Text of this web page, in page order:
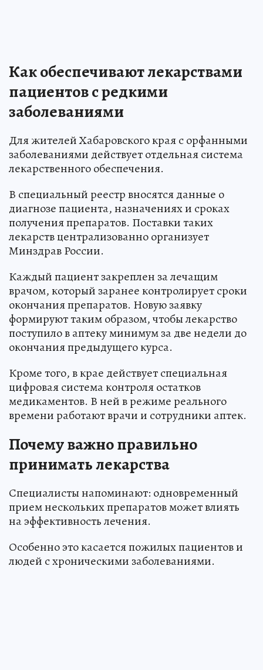
Как обеспечивают лекарствами
пациентов с редкими
заболеваниями
Для жителей Хабаровского края с орфанными
заболеваниями действует отдельная система
лекарственного обеспечения.
В специальный реестр вносятся данные о
диагнозе пациента, назначениях и сроках
получения препаратов. Поставки таких
лекарств централизованно организует
Минздрав России.
Каждый пациент закреплен за лечащим
врачом, который заранее контролирует сроки
окончания препаратов. Новую заявку
формируют таким образом, чтобы лекарство
поступило в аптеку минимум за две недели до
окончания предыдущего курса.
Кроме того, в крае действует специальная
цифровая система контроля остатков
медикаментов. В ней в режиме реального
времени работают врачи и сотрудники аптек.
Почему важно правильно
принимать лекарства
Специалисты напоминают: одновременный
прием нескольких препаратов может влиять
на эффективность лечения.
Особенно это касается пожилых пациентов и
людей с хроническими заболеваниями.